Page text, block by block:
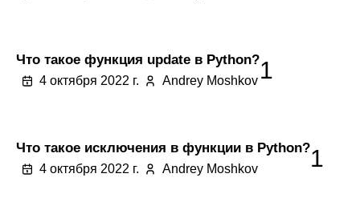
Что такое функция update в Python?
4 октября 2022 г. Andrey Moshkov 1
Что такое исключения в функции в Python?
4 октября 2022 г. Andrey Moshkov 1